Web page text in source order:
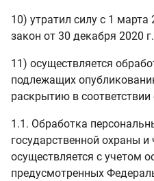
10) утратил силу с 1
закон от 30 декабря 2020
11) осуществляется
подлежащих
раскрытию в
1.1. Обработка
государственной охраны и
осуществляется с учетом
предусмотренных